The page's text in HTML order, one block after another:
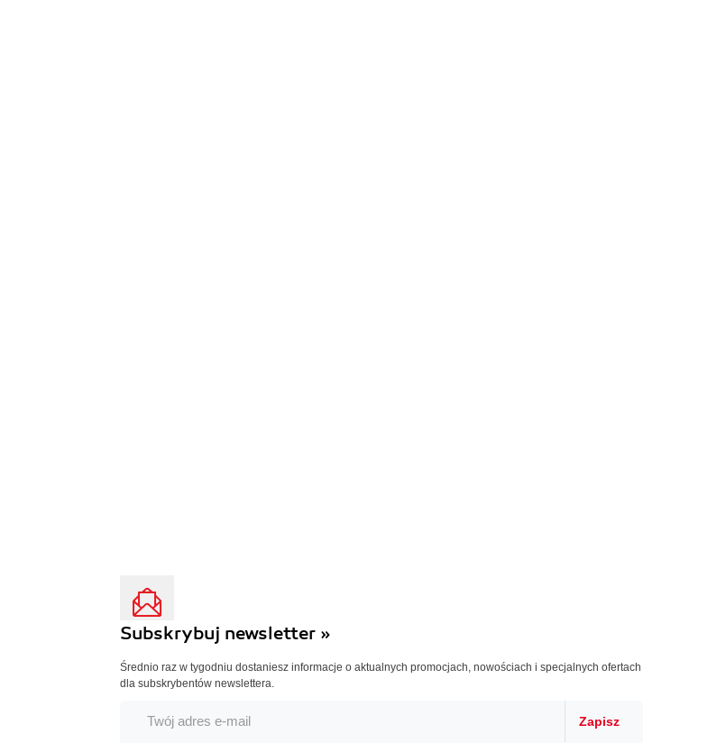
Subskrybuj newsletter »
Średnio raz w tygodniu dostaniesz informacje o aktualnych promocjach, nowościach i specjalnych ofertach
dla subskrybentów newslettera.
Zapisz